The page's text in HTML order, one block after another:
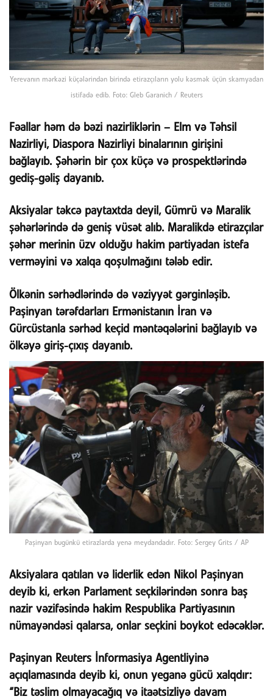
Yerevanın mərkəzi küçələrindən birində etirazçıların yolu kəsmək üçün skamyadan
istifadə edib. Foto: Gleb Garanich / Reuters
Fəallar həm də bəzi nazirliklərin – Elm və Təhsil
Nazirliyi, Diaspora Nazirliyi binalarının girişini
bağlayıb. Şəhərin bir çox küçə və prospektlərində
gediş-gəliş dayanıb.
Aksiyalar təkcə paytaxtda deyil, Gümrü və Maralik
şəhərlərində də geniş vüsət alıb. Maralikdə etirazçılar
şəhər merinin üzv olduğu hakim partiyadan istefa
verməyini və xalqa qoşulmağını tələb edir.
Ölkənin sərhədlərində də vəziyyət gərginləşib.
Paşinyan tərəfdarları Ermənistanın İran və
Gürcüstanla sərhəd keçid məntəqələrini bağlayıb və
ölkəyə giriş-çıxış dayanıb.
Paşinyan bugünkü etirazlarda yenə meydandadır. Foto: Sergey Grits / AP
Aksiyalara qatılan və liderlik edən Nikol Paşinyan
deyib ki, erkən Parlament seçkilərindən sonra baş
nazir vəzifəsində hakim Respublika Partiyasının
nümayəndəsi qalarsa, onlar seçkini boykot edəcəklər.
Paşinyan Reuters İnformasiya Agentliyinə
açıqlamasında deyib ki, onun yeganə gücü xalqdır:
“Biz təslim olmayacağıq və itaətsizliyə davam